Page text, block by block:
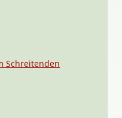
Schreitenden